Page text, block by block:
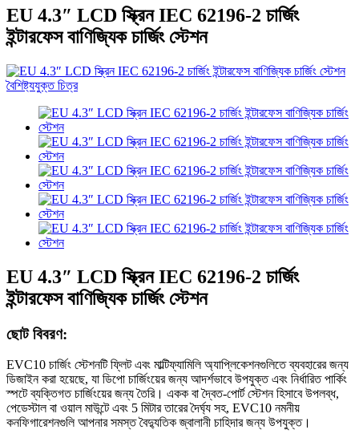
EU 4.3″ LCD স্ক্রিন IEC 62196-2 চার্জিং
ইন্টারফেস বাণিজ্যিক চার্জিং স্টেশন
EU 4.3″ LCD স্ক্রিন IEC 62196-2 চার্জিং
ইন্টারফেস বাণিজ্যিক চার্জিং স্টেশন
ছোট বিবরণ:
EVC10 চার্জিং স্টেশনটি ফ্লিট এবং মাল্টিফ্যামিলি অ্যাপ্লিকেশনগুলিতে ব্যবহারের জন্য
ডিজাইন করা হয়েছে, যা ডিপো চার্জিংয়ের জন্য আদর্শভাবে উপযুক্ত এবং নির্ধারিত পার্কিং
স্পটে ব্যক্তিগত চার্জিংয়ের জন্য তৈরি। একক বা দ্বৈত-পোর্ট স্টেশন হিসাবে উপলব্ধ,
পেডেস্টাল বা ওয়াল মাউন্টে এবং 5 মিটার তারের দৈর্ঘ্য সহ, EVC10 নমনীয়
কনফিগারেশনগুলি আপনার সমস্ত বৈদ্যুতিক জ্বালানী চাহিদার জন্য উপযুক্ত।